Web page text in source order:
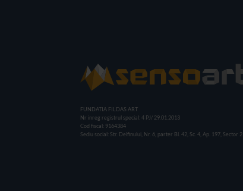
FUNDATIA FILDAS ART
Nr inreg registrul special: 4 PJ/ 29.01.2013
Cod fiscal: 9164384
Sediu social: Str. Delfinului, Nr. 6, parter Bl. 42, Sc. 4, Ap. 197, Sector 2